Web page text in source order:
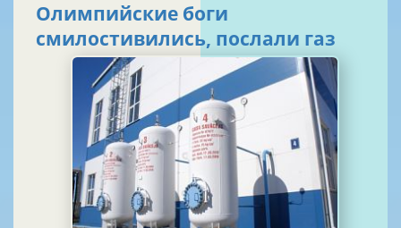
Олимпийские боги
смилостивились, послали газ